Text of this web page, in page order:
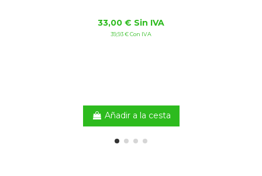
33,00 € Sin IVA
39,93 € Con IVA
Añadir a la cesta